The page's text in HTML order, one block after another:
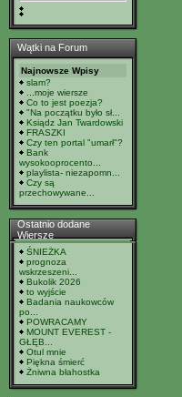
Wątki na Forum
Najnowsze Wpisy
slam?
...moje wiersze
Co to jest poezja?
"Na początku było sł...
Ksiądz Jan Twardowski
FRASZKI
Czy ten portal "umarł"?
Bank
wysokooprocento...
playlista- niezapomn...
Czy są
przechowywane...
Ostatnio dodane
Wiersze
ŚNIEŻKA
prognoza
wskrzeszeni...
Bukolik 2026
to wyjście
Badania naukowców
po...
POWRACAMY
MOUNT EVEREST -
GŁĘB...
Otul mnie
Piękna śmierć
Żniwna błahostka